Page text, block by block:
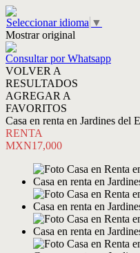
Seleccionar idioma ▼
Mostrar original
Consultar por Whatsapp
VOLVER A
RESULTADOS
AGREGAR A
FAVORITOS
Casa en renta en Jardines del
RENTA
MXN17,000